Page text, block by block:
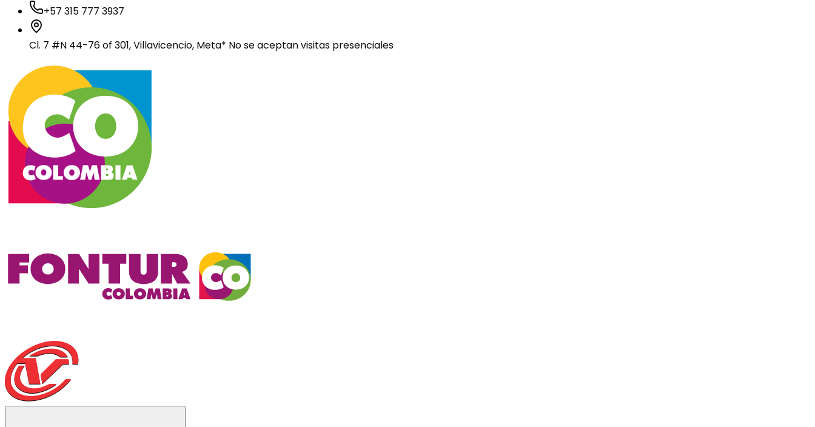
+57 315 777 3937
Cl. 7 #N 44-76 of 301, Villavicencio, Meta* No se aceptan visitas presenciales